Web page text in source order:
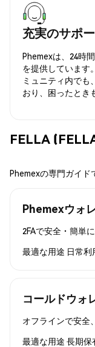
充実のサポ
Phemexは、24時
を提供しています
ミュニティ内でも
おり、困ったとき
FELLA
Phemexの専門ガイド
Phemexウォ
2FAで安全・簡単に
最適な用途 日常利
コールドウォ
オフラインで安全
最適な用途 長期保